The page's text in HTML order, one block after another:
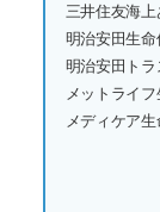
三井住友海
明治安田生
明治安田ト
メットライ
メディケア